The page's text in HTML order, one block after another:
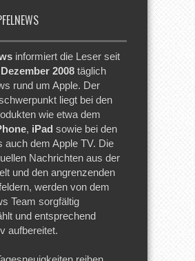
informiert die Leser seit
2008 täglich
rund um Apple. Der
liegt bei den
wie etwa dem
, iPad sowie bei den
auch dem Apple TV. Die
Nachrichten aus der
und den angrenzenden
werden von dem
Team sorgfältig
und entsprechend
aufbereitet.